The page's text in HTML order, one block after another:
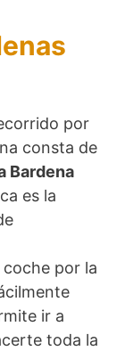
por
consta de
Bardena
es la
por la
ir a
toda la